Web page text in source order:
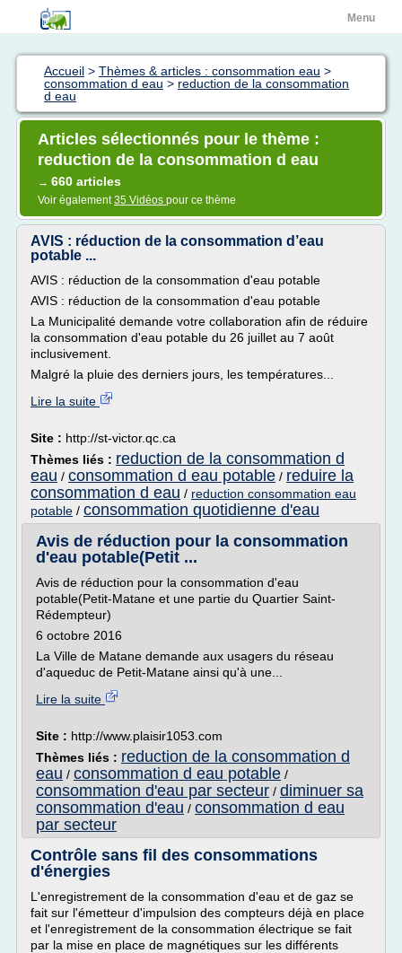
Menu
Accueil > Thèmes & articles : consommation eau >
consommation d eau > reduction de la consommation
d eau
Articles sélectionnés pour le thème :
reduction de la consommation d eau
→ 660 articles
Voir également35 Vidéos pour ce thème
AVIS : réduction de la consommation d’eau
potable ...
AVIS : réduction de la consommation d'eau potable
AVIS : réduction de la consommation d'eau potable
La Municipalité demande votre collaboration afin de réduire
la consommation d'eau potable du 26 juillet au 7 août
inclusivement.
Malgré la pluie des derniers jours, les températures...
Lire la suite
Site : http://st-victor.qc.ca
Thèmes liés : reduction de la consommation d
eau / consommation d eau potable / reduire la
consommation d eau / reduction consommation eau
potable / consommation quotidienne d'eau
Avis de réduction pour la consommation
d'eau potable(Petit ...
Avis de réduction pour la consommation d'eau
potable(Petit-Matane et une partie du Quartier Saint-
Rédempteur)
6 octobre 2016
La Ville de Matane demande aux usagers du réseau
d'aqueduc de Petit-Matane ainsi qu'à une...
Lire la suite
Site : http://www.plaisir1053.com
Thèmes liés : reduction de la consommation d
eau / consommation d eau potable /
consommation d'eau par secteur / diminuer sa
consommation d'eau / consommation d eau
par secteur
Contrôle sans fil des consommations
d'énergies
L'enregistrement de la consommation d'eau et de gaz se
fait sur l'émetteur d'impulsion des compteurs déjà en place
et l'enregistrement de la consommation électrique se fait
par la mise en place de magnétiques sur les différents